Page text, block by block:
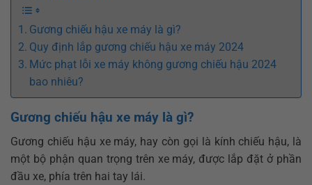
Gương chiếu hậu xe máy là gì?
Quy định lắp gương chiếu hậu xe máy 2024
Mức phạt lỗi xe máy không gương chiếu hậu 2024
bao nhiêu?
Gương chiếu hậu xe máy là gì?
Gương chiếu hậu xe máy, hay còn gọi là kính chiếu hậu, là
một bộ phận quan trọng trên xe máy, được lắp đặt ở phần
đầu xe, phía trên hai tay lái.